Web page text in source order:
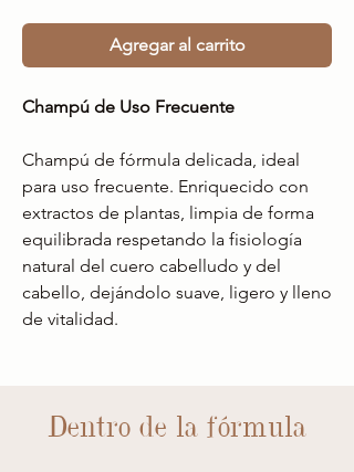
Agregar al carrito
Champú de Uso Frecuente
Champú de fórmula delicada, ideal
para uso frecuente. Enriquecido con
extractos de plantas, limpia de forma
equilibrada respetando la fisiología
natural del cuero cabelludo y del
cabello, dejándolo suave, ligero y lleno
de vitalidad.
Dentro de la fórmula